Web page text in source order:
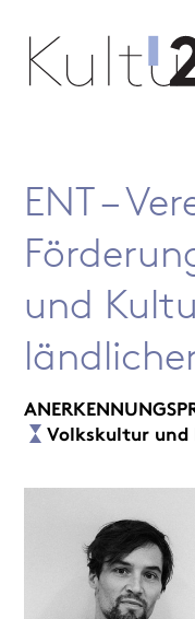
ENT –
und
Volkskultur